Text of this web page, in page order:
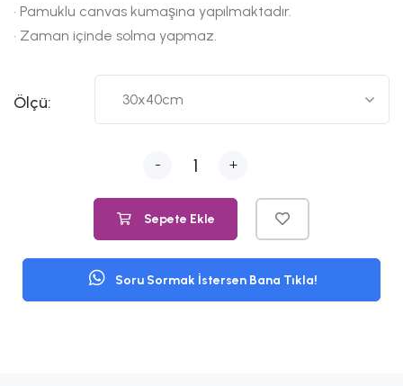
• Pamuklu canvas kumaşına yapılmaktadır.
• Zaman içinde solma yapmaz.
Ölçü:
- +
Sepete Ekle
Soru Sormak İstersen Bana Tıkla!